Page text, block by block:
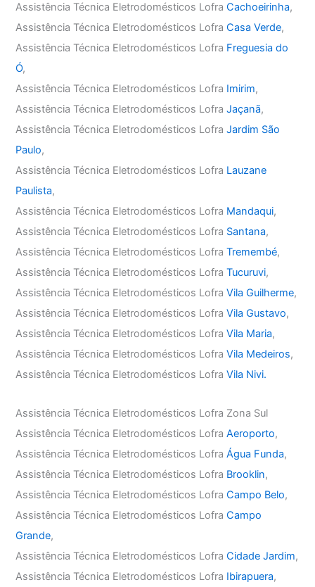
Assistência Técnica Eletrodomésticos LofraCachoeirinha,
Assistência Técnica Eletrodomésticos LofraCasa Verde,
Assistência Técnica Eletrodomésticos Lofra Freguesia do
Ó,
Assistência Técnica Eletrodomésticos Lofra Imirim,
Assistência Técnica Eletrodomésticos LofraJaçanã,
Assistência Técnica Eletrodomésticos LofraJardim São
Paulo,
Assistência Técnica Eletrodomésticos Lofra Lauzane
Paulista,
Assistência Técnica Eletrodomésticos Lofra Mandaqui,
Assistência Técnica Eletrodomésticos Lofra Santana,
Assistência Técnica Eletrodomésticos LofraTremembé,
Assistência Técnica Eletrodomésticos LofraTucuruvi,
Assistência Técnica Eletrodomésticos LofraVila Guilherme,
Assistência Técnica Eletrodomésticos LofraVila Gustavo,
Assistência Técnica Eletrodomésticos LofraVila Maria,
Assistência Técnica Eletrodomésticos LofraVila Medeiros,
Assistência Técnica Eletrodomésticos LofraVila Nivi.
Assistência Técnica Eletrodomésticos Lofra Zona Sul
Assistência Técnica Eletrodomésticos LofraAeroporto,
Assistência Técnica Eletrodomésticos LofraÁgua Funda,
Assistência Técnica Eletrodomésticos Lofra Brooklin,
Assistência Técnica Eletrodomésticos LofraCampo Belo,
Assistência Técnica Eletrodomésticos LofraCampo
Grande,
Assistência Técnica Eletrodomésticos LofraCidade Jardim,
Assistência Técnica Eletrodomésticos Lofra Ibirapuera,